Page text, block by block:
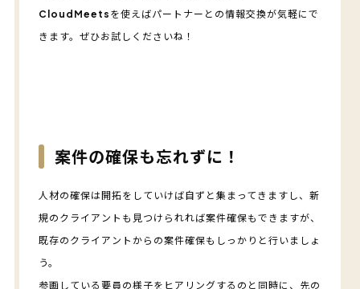
CloudMeets を使えばパートナーとの情報交換が気軽にで
きます。ぜひお試しくださいね！
案件の確保も忘れずに！
人材の確保は開拓をしていけば自ずと集まってきますし、新
規のクライアントも見つけられれば案件確保もできますが、
既存のクライアントからの案件確保もしっかりと行いましょ
う。
参画している要員の様子をヒアリングするのと同時に、先の